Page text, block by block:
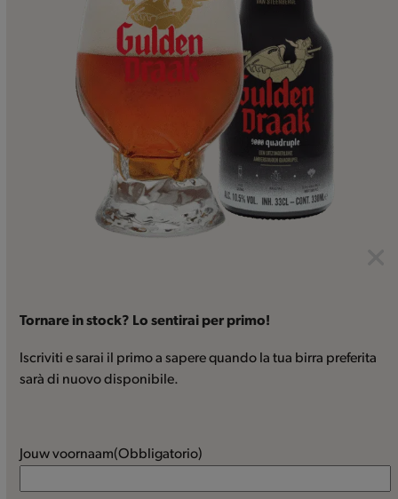
Tornare in stock? Lo sentirai per primo!
Iscriviti e sarai il primo a sapere quando la tua birra preferita
sarà di nuovo disponibile.
Jouw voornaam(Obbligatorio)